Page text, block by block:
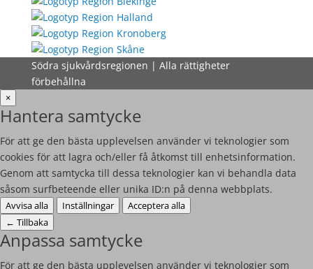
Södra sjukvårdsregionen | Alla rättigheter
förbehållna
×
Hantera samtycke
För att ge den bästa upplevelsen använder vi teknologier som
cookies för att lagra och/eller få åtkomst till enhetsinformation.
Genom att samtycka till dessa teknologier kan vi behandla data
såsom surfbeteende eller unika ID:n på denna webbplats.
Avvisa alla Inställningar
Acceptera alla
← Tillbaka
Anpassa samtycke
För att ge den bästa upplevelsen använder vi teknologier som